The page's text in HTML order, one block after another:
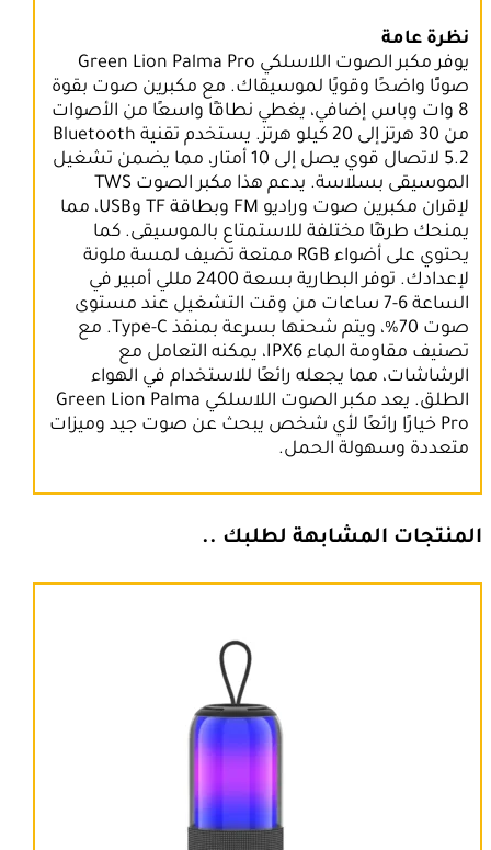
نظرة عامة
يوفر مكبر الصوت اللاسلكي Green Lion Palma Pro
صوتًا واضحًا وقويًا لموسيقاك. مع مكبرين صوت بقوة
8 وات وباس إضافي، يغطي نطاقًا واسعًا من الأصوات
من 30 هرتز إلى 20 كيلو هرتز. يستخدم تقنية Bluetooth
5.2 لاتصال قوي يصل إلى 10 أمتار، مما يضمن تشغيل
الموسيقى بسلاسة. يدعم هذا مكبر الصوت TWS
لإقران مكبرين صوت وراديو FM وبطاقة TF وUSB، مما
يمنحك طرقًا مختلفة للاستمتاع بالموسيقى. كما
يحتوي على أضواء RGB ممتعة تضيف لمسة ملونة
لإعدادك. توفر البطارية بسعة 2400 مللي أمبير في
الساعة 6-7 ساعات من وقت التشغيل عند مستوى
صوت 70%، ويتم شحنها بسرعة بمنفذ Type-C. مع
تصنيف مقاومة الماء IPX6، يمكنه التعامل مع
الرشاشات، مما يجعله رائعًا للاستخدام في الهواء
الطلق. يعد مكبر الصوت اللاسلكي Green Lion Palma
Pro خيارًا رائعًا لأي شخص يبحث عن صوت جيد وميزات
متعددة وسهولة الحمل.
المنتجات المشابهة لطلبك ..